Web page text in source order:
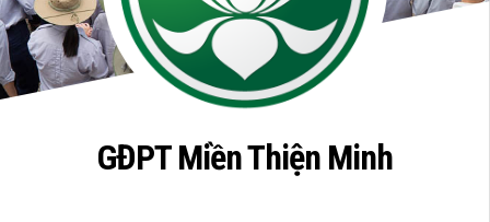
GĐPT Miền Thiện Minh